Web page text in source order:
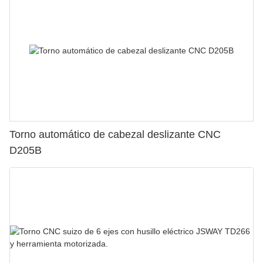
Torno automático de cabezal deslizante CNC
D205B